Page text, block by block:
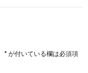
*が付いている欄は必須項